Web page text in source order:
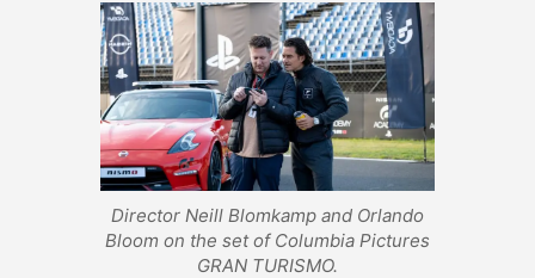
Director Neill Blomkamp and Orlando
Bloom on the set of Columbia Pictures
GRAN TURISMO.